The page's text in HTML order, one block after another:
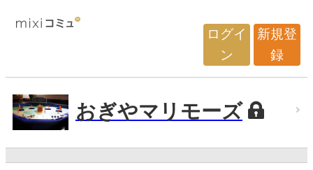
ログイ
ン
新規登
録
おぎやマリモーズ